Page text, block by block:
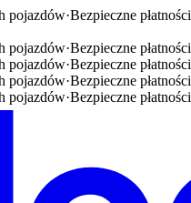
pojazdów·Bezpieczne płatności
pojazdów·Bezpieczne płatności
pojazdów·Bezpieczne płatności
pojazdów·Bezpieczne płatności
pojazdów·Bezpieczne płatności